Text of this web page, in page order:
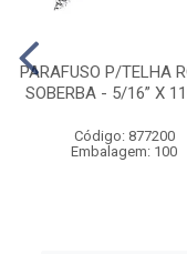
PARAFUSO P/TELHA
SOBERBA - 5/16” X
Código: 877200
Embalagem: 100